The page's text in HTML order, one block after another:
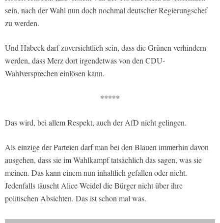
sein, nach der Wahl nun doch nochmal deutscher Regierungschef
zu werden.
Und Habeck darf zuversichtlich sein, dass die Grünen verhindern
werden, dass Merz dort irgendetwas von den CDU-
Wahlversprechen einlösen kann.
*****
Das wird, bei allem Respekt, auch der AfD nicht gelingen.
Als einzige der Parteien darf man bei den Blauen immerhin davon
ausgehen, dass sie im Wahlkampf tatsächlich das sagen, was sie
meinen. Das kann einem nun inhaltlich gefallen oder nicht.
Jedenfalls täuscht Alice Weidel die Bürger nicht über ihre
politischen Absichten. Das ist schon mal was.